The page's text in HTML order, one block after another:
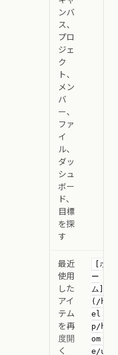
ンバ
ス、
プロ
ジェ
ク
ト、
メン
バ
ー、
ファ
イ
ル、
ダッ
シュ
ボー
ド、
目標
を探
す
最近
使用
した
アイ
テム
を再
度開
く
[ホ
ー
ム]
(/h
el
p/h
om
e/u